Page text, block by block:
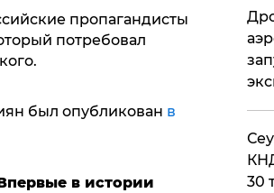
пропагандисты
потребовал
был опубликован в
в истории
30